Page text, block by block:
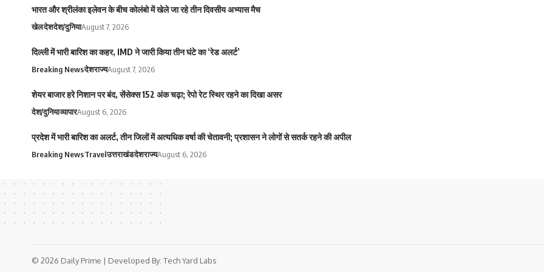
भारत और श्रीलंका इलेवन के बीच कोलंबो में खेले जा रहे तीन दिवसीय अभ्यास मैच
खेलदेशदेश/दुनियाAugust 7, 2026
दिल्ली में भारी बारिश का कहर, IMD ने जारी किया तीन घंटे का ‘रेड अलर्ट’
Breaking Newsदेशराज्यAugust 7, 2026
शेयर बाजार हरे निशान पर बंद, सेंसेक्स 152 अंक चढ़ा; रेपो रेट स्थिर रहने का दिखा असर
देश/दुनियाव्यापारAugust 6, 2026
प्रदेश में भारी बारिश का अलर्ट, तीन जिलों में अत्यधिक वर्षा की चेतावनी; प्रशासन ने लोगों से सतर्क रहने की अपील
Breaking NewsTravelउत्तराखंडदेशराज्यAugust 6, 2026
© 2026 Daily Prime | Developed By: Tech Yard Labs